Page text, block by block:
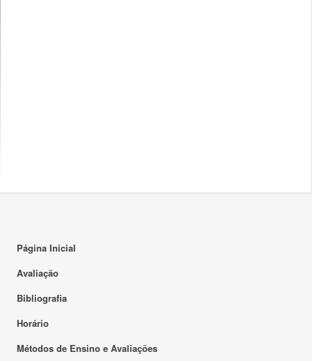
Página Inicial
Avaliação
Bibliografia
Horário
Métodos de Ensino e Avaliações